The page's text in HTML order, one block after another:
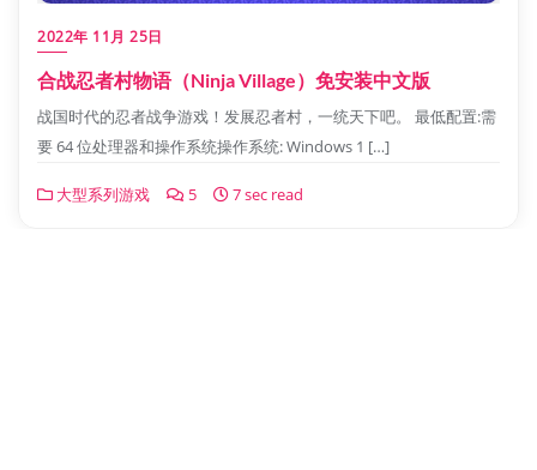
2022年 11月 25日
合战忍者村物语（Ninja Village）免安装中文版
战国时代的忍者战争游戏！发展忍者村，一统天下吧。 最低配置:需
要 64 位处理器和操作系统操作系统: Windows 1 […]
大型系列游戏 5 7 sec read